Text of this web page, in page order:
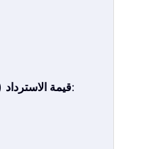
قيمة الاسترداد(مطلوبة): قيمة استرداد الورقة المالية لكل 100 دولار من القيمة الاسمية؛ التكرار (مطلوب): عدد دفعات الكوبون في السنة. هناك ثلاثة أنواع من تكرار الدفع: